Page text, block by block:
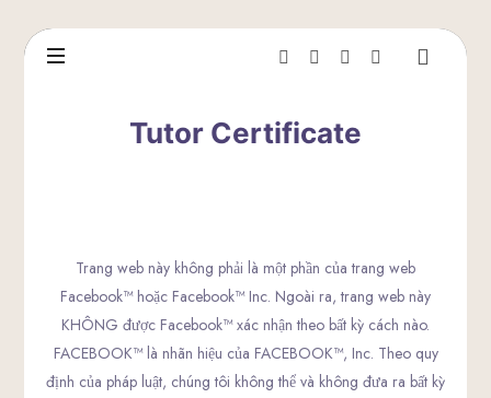
Tutor Certificate
Trang web này không phải là một phần của trang web
Facebook™ hoặc Facebook™ Inc. Ngoài ra, trang web này
KHÔNG được Facebook™ xác nhận theo bất kỳ cách nào.
FACEBOOK™ là nhãn hiệu của FACEBOOK™, Inc. Theo quy
định của pháp luật, chúng tôi không thể và không đưa ra bất kỳ